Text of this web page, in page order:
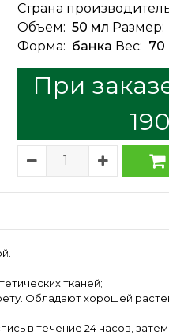
Страна
Объем: 50 мл Размер:
Форма: банка Вес: 70
При
тканей;
Обладают хорошей
в течение 24 часов,